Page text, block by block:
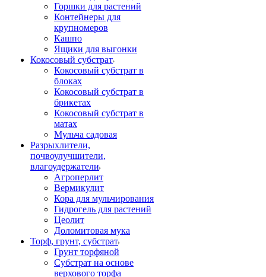
Горшки для растений
Контейнеры для
крупномеров
Кашпо
Ящики для выгонки
Кокосовый субстрат
Кокосовый субстрат в
блоках
Кокосовый субстрат в
брикетах
Кокосовый субстрат в
матах
Мульча садовая
Разрыхлители,
почвоулучшители,
влагоудержатели
Агроперлит
Вермикулит
Кора для мульчирования
Гидрогель для растений
Цеолит
Доломитовая мука
Торф, грунт, субстрат
Грунт торфяной
Субстрат на основе
верхового торфа